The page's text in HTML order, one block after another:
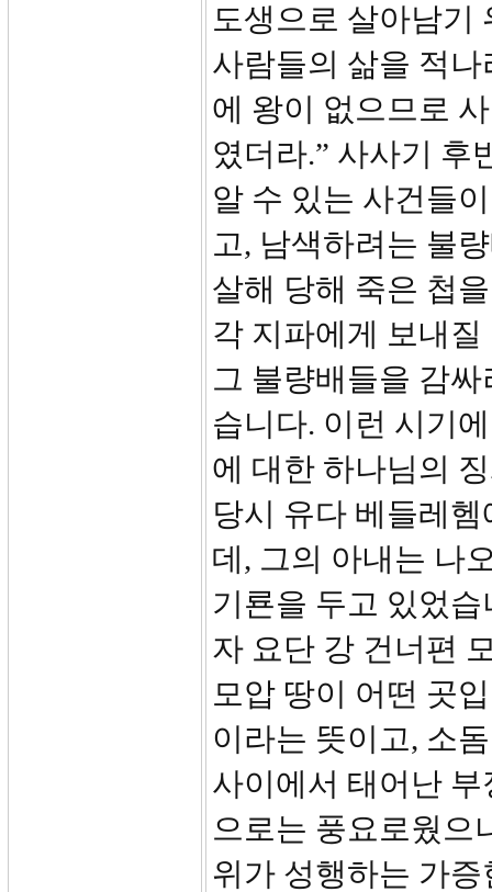
도생으로 살아남기
사람들의 삶을 적
에 왕이 없으므로
였더라.” 사사기 후
알 수 있는 사건들
고, 남색하려는 불
살해 당해 죽은 첩
각 지파에게 보내
그 불량배들을 감
습니다. 이런 시기
에 대한 하나님의
당시 유다 베들레
데, 그의 아내는 나
기룐을 두고 있었
자 요단 강 건너편
모압 땅이 어떤 곳
이라는 뜻이고, 소
사이에서 태어난
으로는 풍요로웠으
위가 성행하는 가